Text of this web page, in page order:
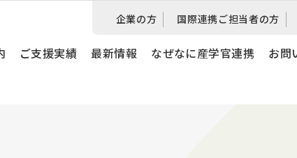
ご支援実績 最新情報 なぜなに産学官連携 お問
企業の方 国際連携ご担当者の方